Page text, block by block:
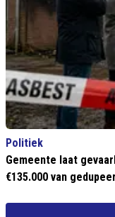
Politiek
Gemeente laat
€135.000 van